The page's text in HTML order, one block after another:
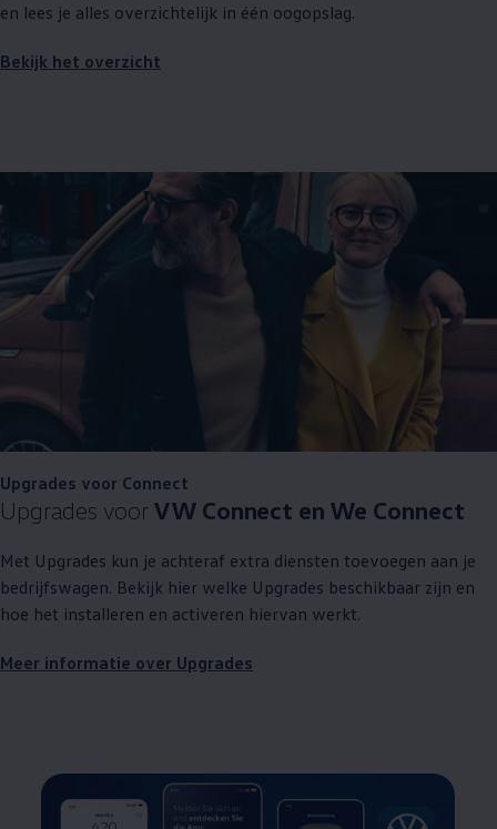
en lees je alles overzichtelijk in één oogopslag.
Bekijk het overzicht
Upgrades voor Connect
Upgrades voorVW Connect en We Connect
Met Upgrades kun je achteraf extra diensten toevoegen aan je
bedrijfswagen. Bekijk hier welke Upgrades beschikbaar zijn en
hoe het installeren en activeren hiervan werkt.
Meer informatie over Upgrades